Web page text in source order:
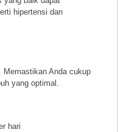
hipertensi dan
Memastikan Anda cukup
yang optimal.
hari